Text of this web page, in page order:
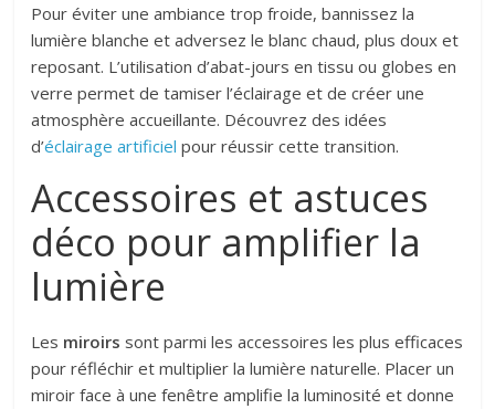
Pour éviter une ambiance trop froide, bannissez la
lumière blanche et adversez le blanc chaud, plus doux et
reposant. L’utilisation d’abat-jours en tissu ou globes en
verre permet de tamiser l’éclairage et de créer une
atmosphère accueillante. Découvrez des idées
d’éclairage artificiel pour réussir cette transition.
Accessoires et astuces
déco pour amplifier la
lumière
Les miroirs sont parmi les accessoires les plus efficaces
pour réfléchir et multiplier la lumière naturelle. Placer un
miroir face à une fenêtre amplifie la luminosité et donne